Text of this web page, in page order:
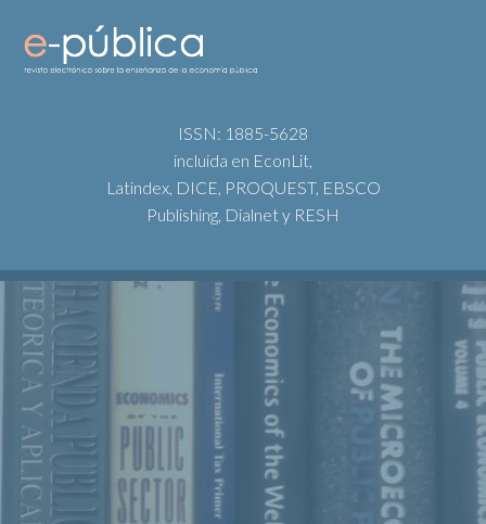
ISSN: 1885-5628
incluida en EconLit,
Latindex, DICE, PROQUEST, EBSCO
Publishing, Dialnet y RESH